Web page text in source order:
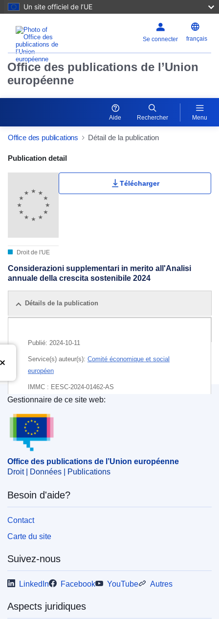
Un site officiel de l’UE
Se connecter français
Office des publications de l’Union
européenne
Aide Rechercher Menu
Office des publications Détail de la publication
Publication Detail Actions Portlet
Publication detail
Droit de l'UE
Télécharger
Considerazioni supplementari in merito all'Analisi
annuale della crescita sostenibile 2024
Détails de la publication
Publié: 2024-10-11
Service(s) auteur(s): Comité économique et social
européen
IMMC : EESC-2024-01462-AS
EDITION : ab417e10-cef5-11ef-be2a-01aa75ed71a1
Office des publications de l’Union européenne
Gestionnaire de ce site web:
Office des publications de l’Union européenne
Droit | Données | Publications
Besoin d'aide?
Contact
Carte du site
Suivez-nous
LinkedIn Facebook YouTube Autres
Aspects juridiques